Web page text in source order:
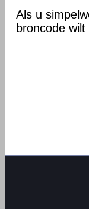
Als u
broncode